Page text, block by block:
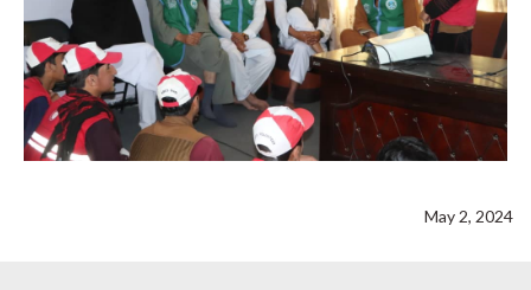
May 2, 2024